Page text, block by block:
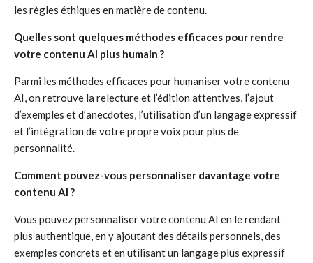
les règles éthiques en matière de contenu.
Quelles sont quelques méthodes efficaces pour rendre
votre contenu AI plus humain ?
Parmi les méthodes efficaces pour humaniser votre contenu
AI, on retrouve la relecture et l’édition attentives, l’ajout
d’exemples et d’anecdotes, l’utilisation d’un langage expressif
et l’intégration de votre propre voix pour plus de
personnalité.
Comment pouvez-vous personnaliser davantage votre
contenu AI ?
Vous pouvez personnaliser votre contenu AI en le rendant
plus authentique, en y ajoutant des détails personnels, des
exemples concrets et en utilisant un langage plus expressif